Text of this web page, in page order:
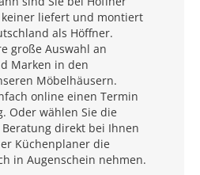
liefert und montiert
als Höffner.
große Auswahl an
Marken in den
Möbelhäusern.
online einen Termin
Oder wählen Sie die
direkt bei Ihnen
Küchenplaner die
in Augenschein nehmen.